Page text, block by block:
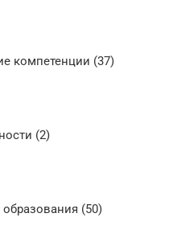
компетенции (37)
(2)
(50)